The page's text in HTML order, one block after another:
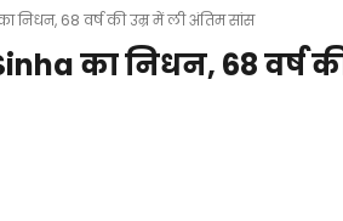
निधन, 68 वर्ष की उम्र में ली अंतिम सांस
का निधन, 68 वर्ष